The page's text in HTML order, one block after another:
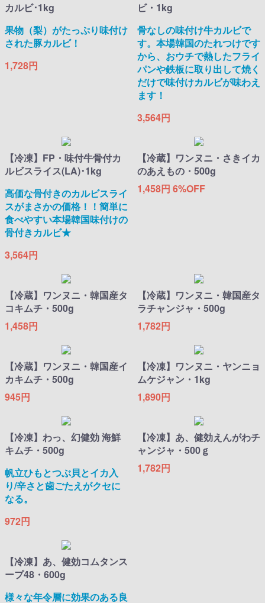
カルビ･1kg
果物（梨）がたっぷり味付け
された豚カルビ！
1,728円
ビ・1kg
骨なしの味付け牛カルビで
す。本場韓国のたれつけです
から、おウチで熱したフライ
パンや鉄板に取り出して焼く
だけで味付けカルビが味わえ
ます！
3,564円
【冷凍】FP・味付牛骨付カ
ルビスライス(LA)･1kg
高価な骨付きのカルビスライ
スがまさかの価格！！簡単に
食べやすい本場韓国味付けの
骨付きカルビ★
3,564円
【冷蔵】ワンヌニ・さきイカ
のあえもの・500g
1,458円 6%OFF
【冷蔵】ワンヌニ・韓国産タ
コキムチ・500g
1,458円
【冷蔵】ワンヌニ・韓国産タ
ラチャンジャ・500g
1,782円
【冷蔵】ワンヌニ・韓国産イ
カキムチ・500g
945円
【冷凍】ワンヌニ・ヤンニョ
ムケジャン・1kg
1,890円
【冷凍】わっ、幻健効 海鮮
キムチ・500g
帆立ひもとつぶ貝とイカ入
り/辛さと歯ごたえがクセに
なる。
972円
【冷凍】あ、健効えんがわチ
ャンジャ・500ｇ
1,782円
【冷凍】あ、健効コムタンス
ープ48・600g
様々な年令層に効果のある良